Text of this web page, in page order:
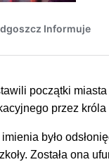
początki
przez
było
Została ona